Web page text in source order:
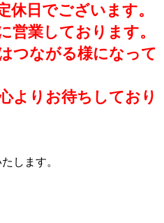
休日でございます。
営業しております。
つながる様になって
よりお待ちしており
します。